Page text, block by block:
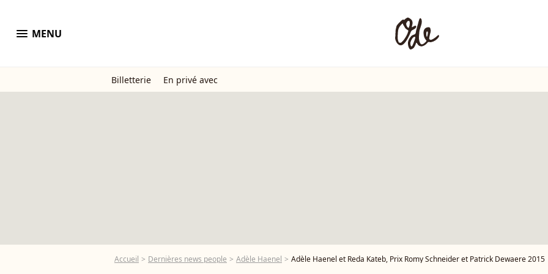
menu MENU
Billetterie En privé avec
Accueil Dernières news people Adèle Haenel Adèle Haenel et Reda Kateb, Prix Romy Schneider et Patrick Dewaere 2015